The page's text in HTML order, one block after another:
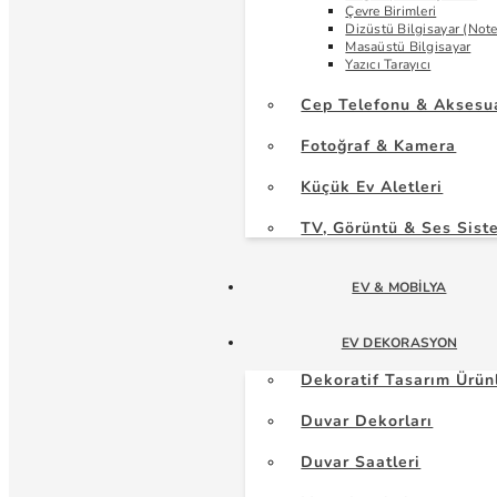
Çevre Birimleri
Dizüstü Bilgisayar
Masaüstü Bilgisayar
Yazıcı Tarayıcı
Cep Telefonu &
Fotoğraf & Kamera
Küçük Ev Aletleri
TV, Görüntü & Ses
EV & MOBILYA
EV DEKORASYON
Dekoratif Tasarım
Duvar Dekorları
Duvar Saatleri